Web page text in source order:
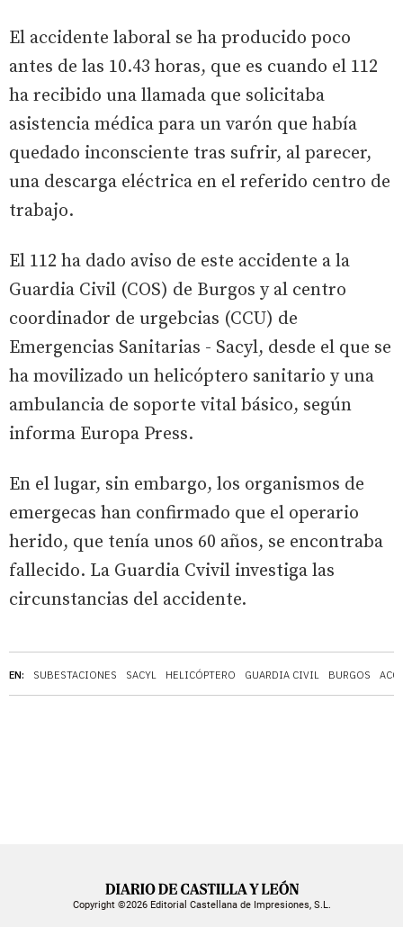
EN: SUBESTACIONES SACYL HELICÓPTERO GUARDIA CIVIL BURGOS
El accidente laboral se ha producido poco
antes de las 10.43 horas, que es cuando el 112
ha recibido una llamada que solicitaba
asistencia médica para un varón que había
quedado inconsciente tras sufrir, al parecer,
una descarga eléctrica en el referido centro de
trabajo.
El 112 ha dado aviso de este accidente a la
Guardia Civil (COS) de Burgos y al centro
coordinador de urgebcias (CCU) de
Emergencias Sanitarias - Sacyl, desde el que se
ha movilizado un helicóptero sanitario y una
ambulancia de soporte vital básico, según
informa Europa Press.
En el lugar, sin embargo, los organismos de
emergecas han confirmado que el operario
herido, que tenía unos 60 años, se encontraba
fallecido. La Guardia Cvivil investiga las
circunstancias del accidente.
Copyright ©2026 Editorial Castellana de Impresiones, S.L.